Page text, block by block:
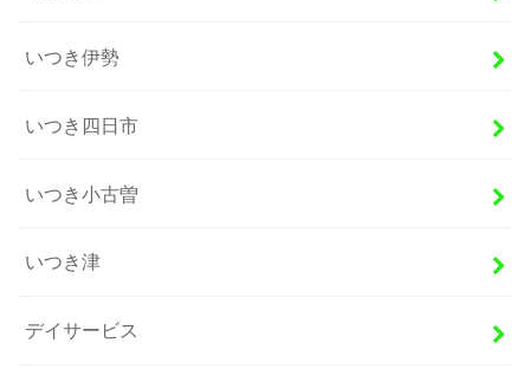
いつき伊勢
いつき四日市
いつき小古曽
いつき津
デイサービス